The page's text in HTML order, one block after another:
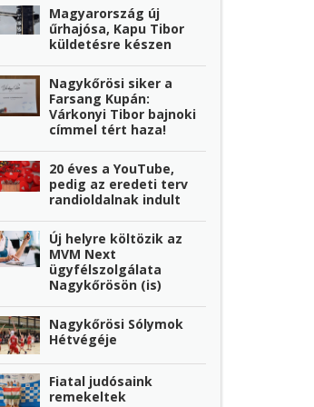
Magyarország új
űrhajósa, Kapu Tibor
küldetésre készen
Nagykőrösi siker a
Farsang Kupán:
Várkonyi Tibor bajnoki
címmel tért haza!
20 éves a YouTube,
pedig az eredeti terv
randioldalnak indult
Új helyre költözik az
MVM Next
ügyfélszolgálata
Nagykőrösön (is)
Nagykőrösi Sólymok
Hétvégéje
Fiatal judósaink
remekeltek